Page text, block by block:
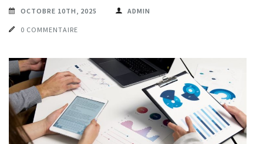
OCTOBRE 10TH, 2025 ADMIN
0 COMMENTAIRE